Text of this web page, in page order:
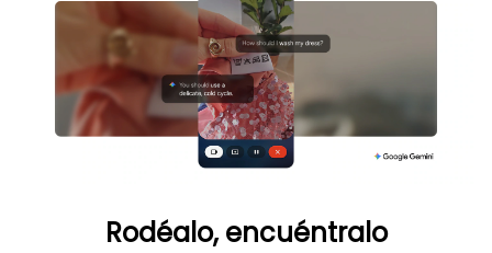
Rodéalo, encuéntralo